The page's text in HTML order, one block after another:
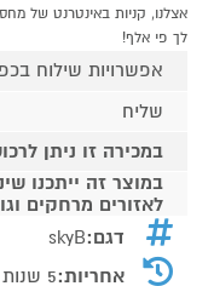
לך פי אלף!
אפשרויות שילוח
שליח
במכירה זו ניתן לרכוש עד 1 בעלות
במוצר זה ייתכנו
לאזורים מרחקים
דגם:skyB
אחריות:5 שנות אחריות חלודה והתקלפות הצבע